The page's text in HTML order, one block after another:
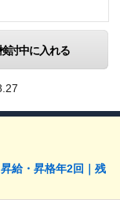
討中に入れる
給・昇格年2回｜残